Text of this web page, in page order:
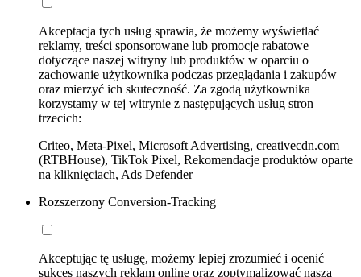
Akceptacja tych usług sprawia, że możemy wyświetlać
reklamy, treści sponsorowane lub promocje rabatowe
dotyczące naszej witryny lub produktów w oparciu o
zachowanie użytkownika podczas przeglądania i zakupów
oraz mierzyć ich skuteczność. Za zgodą użytkownika
korzystamy w tej witrynie z następujących usług stron
trzecich:
Criteo, Meta-Pixel, Microsoft Advertising, creativecdn.com
(RTBHouse), TikTok Pixel, Rekomendacje produktów oparte
na kliknięciach, Ads Defender
Rozszerzony Conversion-Tracking
Akceptując tę usługę, możemy lepiej zrozumieć i ocenić
sukces naszych reklam online oraz zoptymalizować naszą